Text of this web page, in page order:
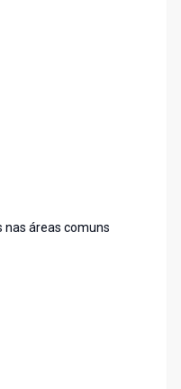
nas áreas comuns